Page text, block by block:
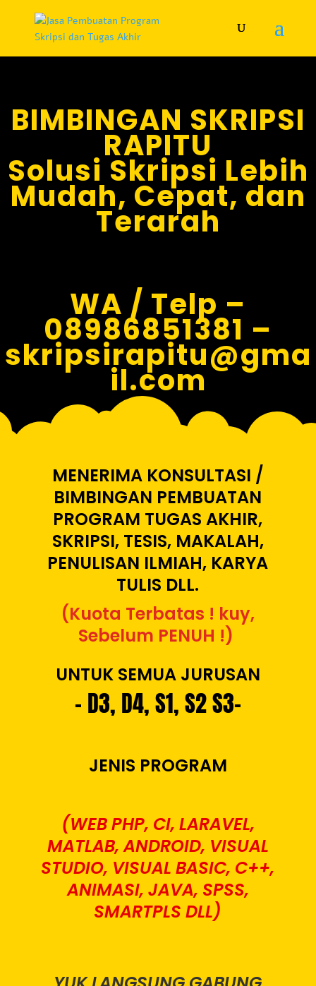
BIMBINGAN SKRIPSI
RAPITU
Solusi Skripsi Lebih
Mudah, Cepat, dan
Terarah
WA / Telp –
08986851381 –
skripsirapitu@gma
il.com
MENERIMA KONSULTASI /
BIMBINGAN PEMBUATAN
PROGRAM TUGAS AKHIR,
SKRIPSI, TESIS, MAKALAH,
PENULISAN ILMIAH, KARYA
TULIS DLL.
(Kuota Terbatas ! kuy,
Sebelum PENUH !)
UNTUK SEMUA JURUSAN
– D3, D4, S1, S2 S3-
JENIS PROGRAM
(WEB PHP, CI, LARAVEL,
MATLAB, ANDROID, VISUAL
STUDIO, VISUAL BASIC, C++,
ANIMASI, JAVA, SPSS,
SMARTPLS DLL)